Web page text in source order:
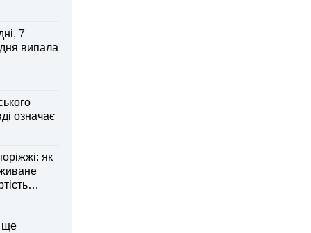
7
випала
означає
як
ще